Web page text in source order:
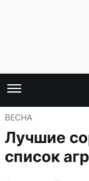
ВЕСНА
Лучшие
список